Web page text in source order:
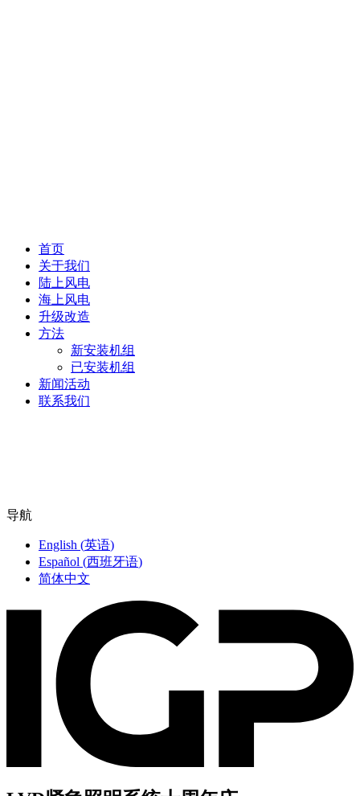
首页
关于我们
陆上风电
海上风电
升级改造
方法
新安装机组
已安装机组
新闻活动
联系我们
导航
English (英语)
Español (西班牙语)
简体中文